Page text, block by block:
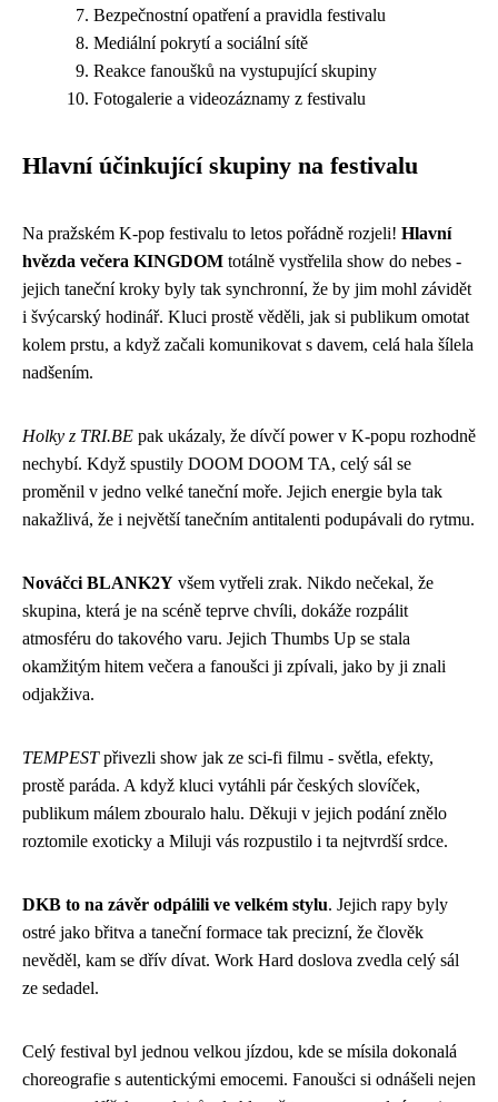
Bezpečnostní opatření a pravidla festivalu
Mediální pokrytí a sociální sítě
Reakce fanoušků na vystupující skupiny
Fotogalerie a videozáznamy z festivalu
Hlavní účinkující skupiny na festivalu
Na pražském K-pop festivalu to letos pořádně rozjeli! Hlavní
hvězda večera KINGDOM totálně vystřelila show do nebes -
jejich taneční kroky byly tak synchronní, že by jim mohl závidět
i švýcarský hodinář. Kluci prostě věděli, jak si publikum omotat
kolem prstu, a když začali komunikovat s davem, celá hala šílela
nadšením.
Holky z TRI.BE pak ukázaly, že dívčí power v K-popu rozhodně
nechybí. Když spustily DOOM DOOM TA, celý sál se
proměnil v jedno velké taneční moře. Jejich energie byla tak
nakažlivá, že i největší tanečním antitalenti podupávali do rytmu.
Nováčci BLANK2Y všem vytřeli zrak. Nikdo nečekal, že
skupina, která je na scéně teprve chvíli, dokáže rozpálit
atmosféru do takového varu. Jejich Thumbs Up se stala
okamžitým hitem večera a fanoušci ji zpívali, jako by ji znali
odjakživa.
TEMPESTpřivezli show jak ze sci-fi filmu - světla, efekty,
prostě paráda. A když kluci vytáhli pár českých slovíček,
publikum málem zbouralo halu. Děkuji v jejich podání znělo
roztomile exoticky a Miluji vás rozpustilo i ta nejtvrdší srdce.
DKB to na závěr odpálili ve velkém stylu. Jejich rapy byly
ostré jako břitva a taneční formace tak precizní, že člověk
nevěděl, kam se dřív dívat. Work Hard doslova zvedla celý sál
ze sedadel.
Celý festival byl jednou velkou jízdou, kde se mísila dokonalá
choreografie s autentickými emocemi. Fanoušci si odnášeli nejen